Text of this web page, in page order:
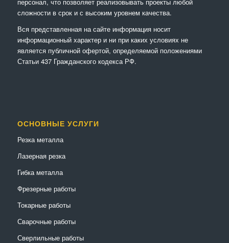
сложности в срок и с высоким уровнем качества.
Вся представленная на сайте информация носит
информационный характер и ни при каких условиях не
является публичной офертой, определяемой положениями
Статьи 437 Гражданского кодекса РФ.
ОСНОВНЫЕ УСЛУГИ
Резка металла
Лазерная резка
Гибка металла
Фрезерные работы
Токарные работы
Сварочные работы
Сверлильные работы